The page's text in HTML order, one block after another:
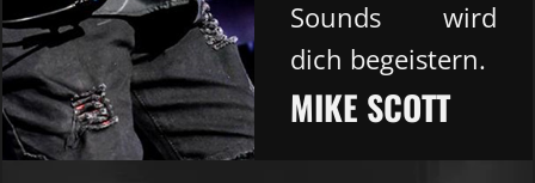
Sounds wird
dich begeistern.
MIKE SCOTT